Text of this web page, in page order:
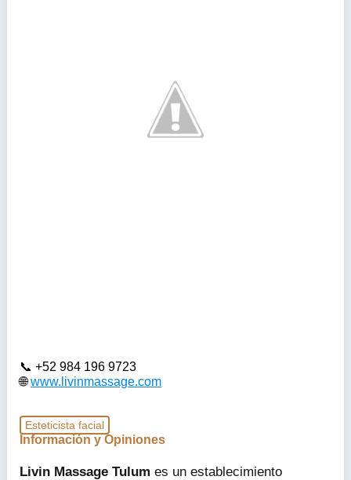
+52 984 196 9723
www.livinmassage.com
Esteticista facial
Información y Opiniones
Livin Massage Tulum es un establecimiento